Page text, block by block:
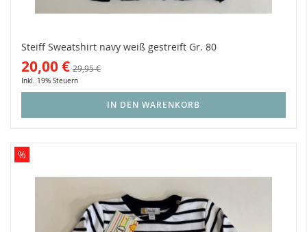
Steiff Sweatshirt navy weiß gestreift Gr. 80
20,00 € 29,95 €
Inkl. 19% Steuern
IN DEN WARENKORB
%